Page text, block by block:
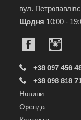
вул.
Щодня 10:00 -
+38 097 456
+38 098 818
Новини
Оренда